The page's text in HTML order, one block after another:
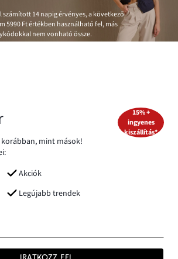
számított 14 napig érvényes, a következő
5990 Ftértékben használható fel, más
nem vonható össze.
mint mások!
Akciók
Legújabb trendek
15% +
ingyenes
kiszállítás*